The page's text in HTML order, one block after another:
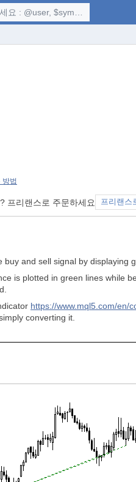
: @user, $symbol, ...
방법
프리랜스로 주문하세요 프리랜스
and sell signal by displaying
is plotted in green lines while
https://www.mql5.com/en/
converting it.